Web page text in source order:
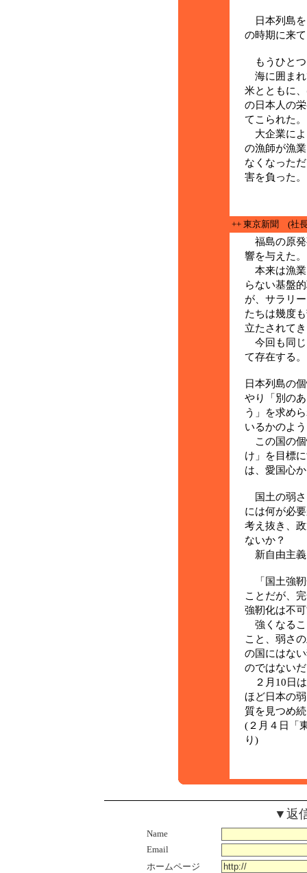
日本列島を
の時期に来
もうひとつ
海に囲まれ
米とともに
の日本人の
てこられた。
大企業によ
の漁師が漁
なくなった
害を負った。
++ 東京新聞 (社
福島の原発
響を与えた。
本来は漁業
らない基盤
が、サラリ
たちは幾度
立たされて
今回も同じ
て存在する。
日本列島の
り「別のあ
う」を求め
いるかのよ
この国の個
け」を目標
は、愛国心
国土の弱さ
には何が必
考え抜き、
ないか？
新自由主義
「国土強靭
ことだが、
強靭化は不
強くなるこ
こと、弱さ
の国にはな
のではない
２月10日は
ほど日本の
質を見つめ
(２月４日「
り)
▼返
Name
Email
ホームページ